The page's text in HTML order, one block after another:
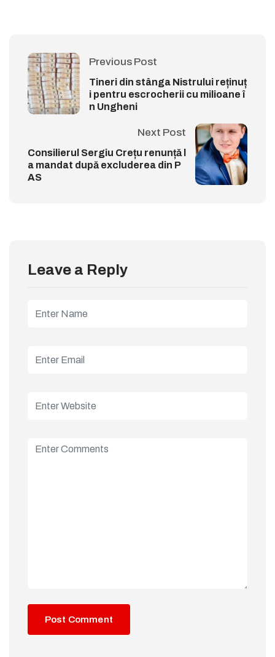
Previous Post
Tineri din stânga Nistrului reținuț
i pentru escrocherii cu milioane î
n Ungheni
Next Post
Consilierul Sergiu Crețu renunță l
a mandat după excluderea din P
AS
Leave a Reply